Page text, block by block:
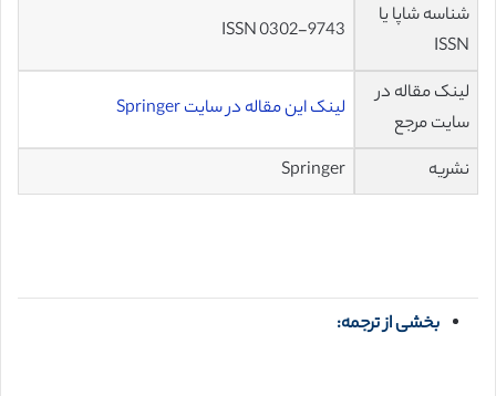
شناسه شاپا یا
ISSN
ISSN 0302-9743
لینک مقاله در
سایت مرجع
لینک این مقاله در سایت Springer
نشریه Springer
بخشی از ترجمه: